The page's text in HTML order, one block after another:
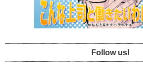
Follow us!